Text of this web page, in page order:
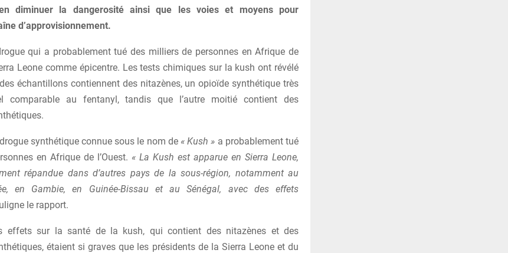
diminuer la dangerosité ainsi que les voies et moyens pour
d’approvisionnement.
qui a probablement tué des milliers de personnes en Afrique de
Leone comme épicentre. Les tests chimiques sur la kush ont révélé
échantillons contiennent des nitazènes, un opioïde synthétique très
comparable au fentanyl, tandis que l’autre moitié contient des
synthétique connue sous le nom de « Kush » a probablement tué
en Afrique de l’Ouest. « La Kush est apparue en Sierra Leone,
répandue dans d’autres pays de la sous-région, notamment au
en Gambie, en Guinée-Bissau et au Sénégal, avec des effets
le rapport.
effets sur la santé de la kush, qui contient des nitazènes et des
étaient si graves que les présidents de la Sierra Leone et du